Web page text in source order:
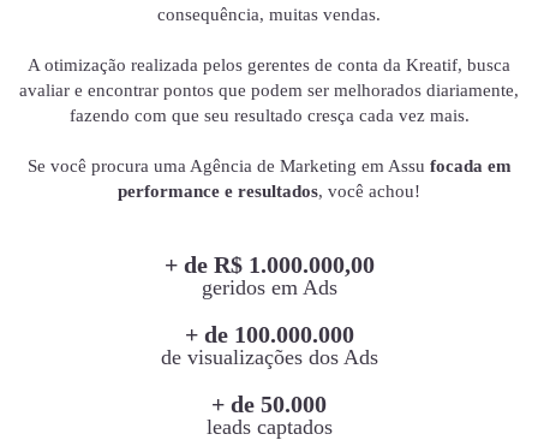
consequência, muitas vendas.
A otimização realizada pelos gerentes de conta da Kreatif, busca
avaliar e encontrar pontos que podem ser melhorados diariamente,
fazendo com que seu resultado cresça cada vez mais.
Se você procura uma Agência de Marketing em Assu focada em
performance e resultados, você achou!
+ de R$ 1.000.000,00
geridos em Ads
+ de 100.000.000
de visualizações dos Ads
+ de 50.000
leads captados